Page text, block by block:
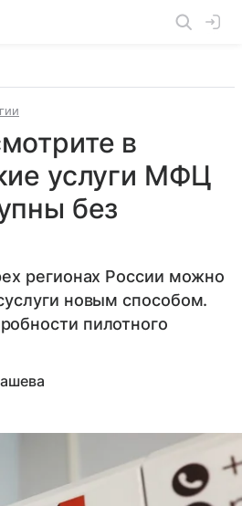
в
услуги МФЦ
без
регионах России можно
новым способом.
пилотного